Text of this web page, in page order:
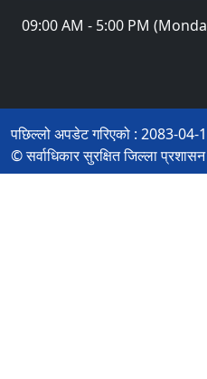
09:00 AM - 5:00 PM
पछिल्लो अपडेट गरिएको : 2083-
© सर्वाधिकार सुरक्षित जिल्ला